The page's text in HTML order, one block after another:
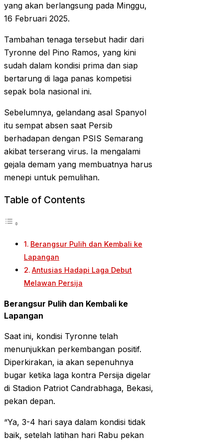
yang akan berlangsung pada Minggu,
16 Februari 2025.
Tambahan tenaga tersebut hadir dari
Tyronne del Pino Ramos, yang kini
sudah dalam kondisi prima dan siap
bertarung di laga panas kompetisi
sepak bola nasional ini.
Sebelumnya, gelandang asal Spanyol
itu sempat absen saat Persib
berhadapan dengan PSIS Semarang
akibat terserang virus. Ia mengalami
gejala demam yang membuatnya harus
menepi untuk pemulihan.
Table of Contents
Berangsur Pulih dan Kembali ke
Lapangan
Antusias Hadapi Laga Debut
Melawan Persija
Berangsur Pulih dan Kembali ke
Lapangan
Saat ini, kondisi Tyronne telah
menunjukkan perkembangan positif.
Diperkirakan, ia akan sepenuhnya
bugar ketika laga kontra Persija digelar
di Stadion Patriot Candrabhaga, Bekasi,
pekan depan.
“Ya, 3-4 hari saya dalam kondisi tidak
baik, setelah latihan hari Rabu pekan